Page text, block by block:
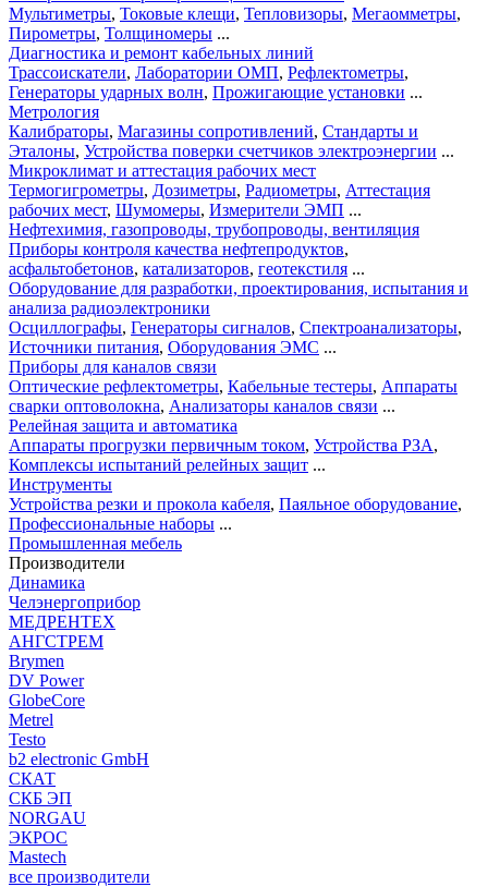
Мультиметры, Токовые клещи, Тепловизоры, Мегаомметры,
Пирометры, Толщиномеры ...
Диагностика и ремонт кабельных линий
Трассоискатели, Лаборатории ОМП, Рефлектометры,
Генераторы ударных волн, Прожигающие установки ...
Метрология
Калибраторы, Магазины сопротивлений, Стандарты и
Эталоны, Устройства поверки счетчиков электроэнергии ...
Микроклимат и аттестация рабочих мест
Термогигрометры, Дозиметры, Радиометры, Аттестация
рабочих мест, Шумомеры, Измерители ЭМП ...
Нефтехимия, газопроводы, трубопроводы, вентиляция
Приборы контроля качества нефтепродуктов,
асфальтобетонов, катализаторов, геотекстиля ...
Оборудование для разработки, проектирования, испытания и
анализа радиоэлектроники
Осциллографы, Генераторы сигналов, Спектроанализаторы,
Источники питания, Оборудования ЭМС ...
Приборы для каналов связи
Оптические рефлектометры, Кабельные тестеры, Аппараты
сварки оптоволокна, Анализаторы каналов связи ...
Релейная защита и автоматика
Аппараты прогрузки первичным током, Устройства РЗА,
Комплексы испытаний релейных защит ...
Инструменты
Устройства резки и прокола кабеля, Паяльное оборудование,
Профессиональные наборы ...
Промышленная мебель
Производители
Динамика
Челэнергоприбор
МЕДРЕНТЕХ
АНГСТРЕМ
Brymen
DV Power
GlobeCore
Metrel
Testo
b2 electronic GmbH
СКАТ
СКБ ЭП
NORGAU
ЭКРОС
Mastech
все производители